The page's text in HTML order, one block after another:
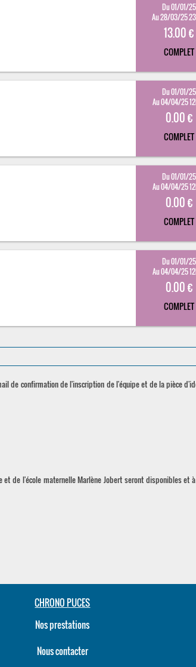
Du 01/01/25
Au 28/03/25
13.00 €
COMPLET
Du 01/01/25
Au 04/04/25
0.00 €
COMPLET
Du 01/01/25
Au 04/04/25
0.00 €
COMPLET
Du 01/01/25
Au 04/04/25
0.00 €
COMPLET
de confirmation de l'inscription de l'équipe et de la pièce
de l'école maternelle Marlène Jobert seront disponibles et
CHRONO PUCES
Nos prestations
Nous contacter